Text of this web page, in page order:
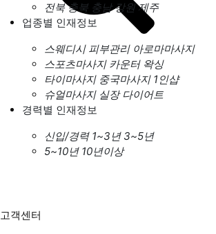
전북 충북 충남 강원 제주
업종별 인재정보
스웨디시 피부관리 아로마마사지
스포츠마사지 카운터 왁싱
타이마사지 중국마사지 1인샵
슈얼마사지 실장 다이어트
경력별 인재정보
신입/경력 1~3년 3~5년
5~10년 10년이상
고객센터